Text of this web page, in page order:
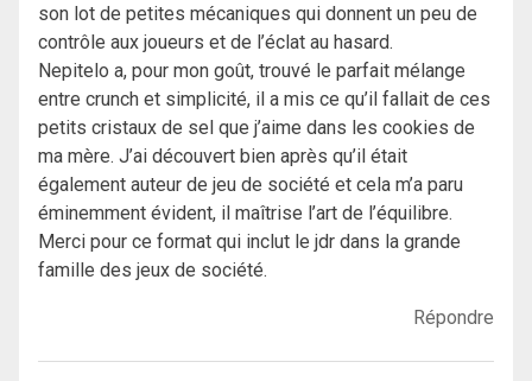
son lot de petites mécaniques qui donnent un peu de
contrôle aux joueurs et de l’éclat au hasard.
Nepitelo a, pour mon goût, trouvé le parfait mélange
entre crunch et simplicité, il a mis ce qu’il fallait de ces
petits cristaux de sel que j’aime dans les cookies de
ma mère. J’ai découvert bien après qu’il était
également auteur de jeu de société et cela m’a paru
éminemment évident, il maîtrise l’art de l’équilibre.
Merci pour ce format qui inclut le jdr dans la grande
famille des jeux de société.
Répondre